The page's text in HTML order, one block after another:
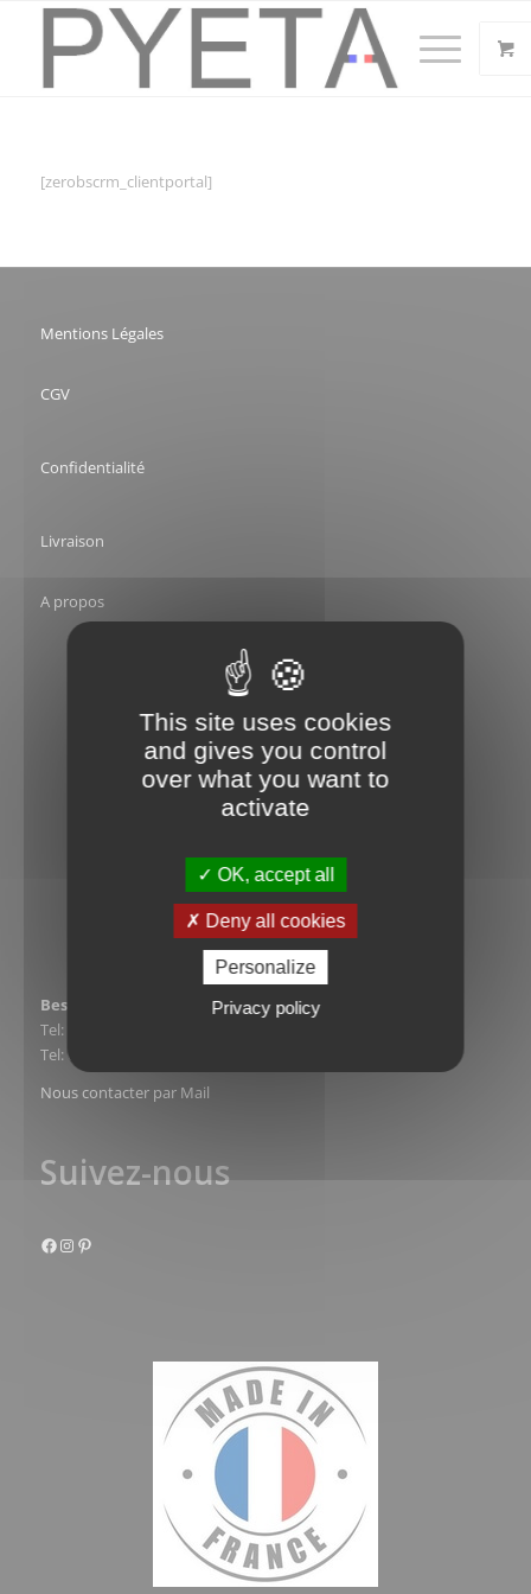
[zerobscrm_clientportal]
Mentions Légales
CGV
Confidentialité
Livraison
A propos
Besoin d'un conseil ?
Tel: 02.52.47.02.41
Tel: 07.80.99.76.17
Nous contacter par Mail
Suivez-nous
This site uses cookies
and gives you control
over what you want to
activate
OK, accept all
Deny all cookies
Personalize
Privacy policy